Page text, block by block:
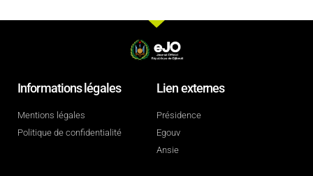
Informations légales
Mentions légales
Politique de confidentialité
Lien externes
Présidence
Egouv
Ansie